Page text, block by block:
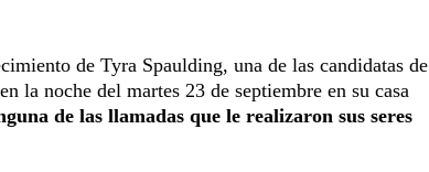
de Tyra Spaulding, una de las candidatas de
la noche del martes 23 de septiembre en su casa
de las llamadas que le realizaron sus seres